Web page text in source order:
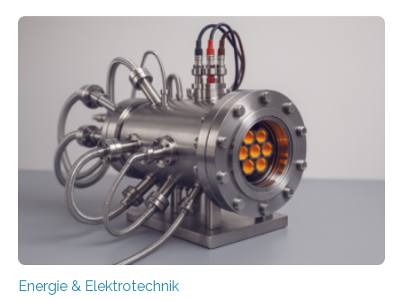
einem „Anschlussstau“. Die Stiftung
Umweltenergierecht hat den Rechtsrahmen in einem
neuen Bericht für die Praxis eingeordnet – inklusive der
Rolle von flexiblen Netzanschlussvereinbarungen. Der
Netzanschluss von Erneuerbare-Energien-Anlagen
(EE-Anlagen) ist entscheidend für die Energiewende.
Denn ohne Anschluss an das Netz kann kein Strom
eingespeist werden. Nach dem Erneuerbare-Energien-
Gesetz (EEG) sind Netzbetreiber…
Energie & Elektrotechnik